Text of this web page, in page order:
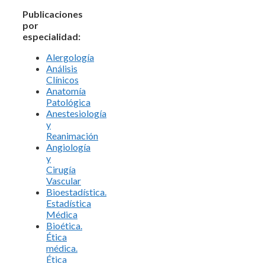
Publicaciones
por
especialidad:
Alergología
Análisis
Clínicos
Anatomía
Patológica
Anestesiología
y
Reanimación
Angiología
y
Cirugía
Vascular
Bioestadística.
Estadística
Médica
Bioética.
Ética
médica.
Ética